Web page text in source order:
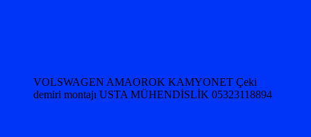
VOLSWAGEN AMAOROK KAMYONET Çeki
demiri montajı USTA MÜHENDİSLİK 05323118894